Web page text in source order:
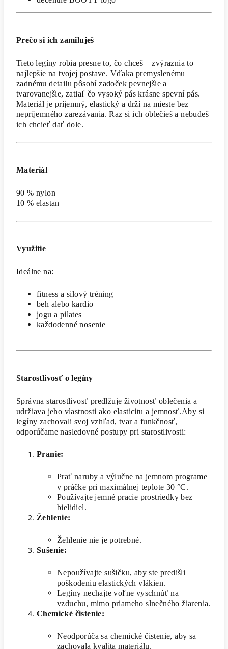
Prečo si ich zamiluješ
Tieto legíny robia presne to, čo chceš – zvýraznia to
najlepšie na tvojej postave. Vďaka premyslenému
zadnému detailu pôsobí zadoček pevnejšie a
tvarovanejšie, zatiaľ čo vysoký pás krásne spevní pás.
Materiál je príjemný, elastický a drží na mieste bez
nepríjemného zarezávania. Raz si ich oblečieš a nebudeš
ich chcieť dať dole.
Materiál
90 % nylon
10 % elastan
Využitie
Ideálne na:
fitness a silový tréning
beh alebo kardio
jogu a pilates
každodenné nosenie
Starostlivosť o legíny
Správna starostlivosť predlžuje životnosť oblečenia a
udržiava jeho vlastnosti ako elasticitu a jemnosť.Aby si
legíny zachovali svoj vzhľad, tvar a funkčnosť,
odporúčame nasledovné postupy pri starostlivosti:
Pranie:
Prať naruby a výlučne na jemnom programe
v práčke pri maximálnej teplote 30 °C.
Používajte jemné pracie prostriedky bez
bielidiel.
Žehlenie:
Žehlenie nie je potrebné.
Sušenie:
Nepoužívajte sušičku, aby ste predišli
poškodeniu elastických vlákien.
Legíny nechajte voľne vyschnúť na
vzduchu, mimo priameho slnečného žiarenia.
Chemické čistenie:
Neodporúča sa chemické čistenie, aby sa
zachovala kvalita materiálu.